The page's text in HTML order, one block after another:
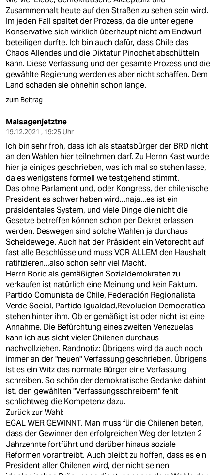
Zusammenhalt heute auf den Straßen zu sehen sein wird.
Im jeden Fall spaltet der Prozess, da die unterlegene
Konservative sich wirklich überhaupt nicht am Endwurf
beteiligen durfte. Ich bin auch dafür, dass Chile das
Chaos Allendes und die Diktatur Pinochet abschütteln
kann. Diese Verfassung und der gesamte Prozess und die
gewählte Regierung werden es aber nicht schaffen. Dem
Land schaden sie ohnehin schon lange.
zum Beitrag
Malsagenjetztne
19.12.2021 , 19:25 Uhr
Ich bin sehr froh, dass ich als staatsbürger der BRD nicht
an den Wahlen hier teilnehmen darf. Zu Hernn Kast wurde
hier ja einiges geschrieben, was ich mal so stehen lasse,
da es wenigstens formell weitestgehend stimmt.
Das ohne Parlament und, oder Kongress, der chilenische
President es schwer haben wird...naja...es ist ein
präsidentales System, und viele Dinge die nicht die
Gesetze betreffen können schon per Dekret erlassen
werden. Deswegen sind solche Wahlen ja durchaus
Scheidewege. Auch hat der Präsident ein Vetorecht auf
fast alle Beschlüsse und muss VOR ALLEM den Haushalt
ratifizieren...also schon sehr viel Macht.
Herrn Boric als gemäßigten Sozialdemokraten zu
verkaufen ist natürlich eine Meinung und kein Faktum.
Partido Comunista de Chile, Federación Regionalista
Verde Social, Partido Igualdad,Revolucion Democratica
stehen hinter ihm. Ob er gemäßigt ist oder nicht ist eine
Annahme. Die Befürchtung eines zweiten Venezuelas
kann ich aus sicht vieler Chilenen durchaus
nachvollziehen. Randnotiz: Übrigens wird da auch noch
immer an der "neuen" Verfassung geschrieben. Übrigens
ist es ein Witz das normale Bürger eine Verfassung
schreiben. So schön der demokratische Gedanke dahint
ist, den gewählten "Verfassungsschreibern" fehlt
schlichtweg die Kompetenz dazu.
Zurück zur Wahl:
EGAL WER GEWINNT. Man muss für die Chilenen beten,
dass der Gewinner den erfolgreichen Weg der letzten 2
Jahrzehnte fortführt und darüber hinaus soziale
Reformen vorantreibt. Auch bleibt zu hoffen, dass es ein
President aller Chilenen wird, der nicht seinen